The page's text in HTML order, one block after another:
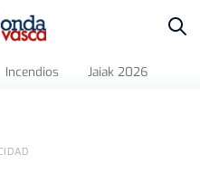
Incendios Jaiak 2026